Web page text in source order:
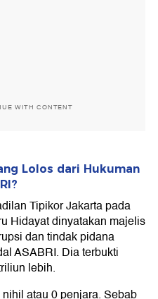
WITH CONTENT
Lolos dari Hukuman
Tipikor Jakarta pada
Hidayat dinyatakan majelis
dan tindak pidana
ASABRI. Dia terbukti
lebih.
atau 0 penjara. Sebab